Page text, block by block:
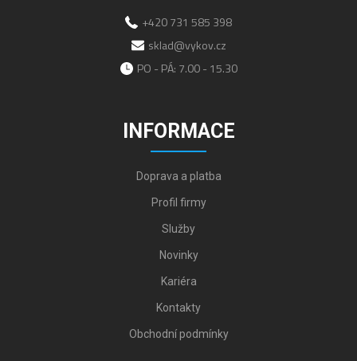
+420 731 585 398
sklad@vykov.cz
PO - PÁ: 7.00 - 15.30
INFORMACE
Doprava a platba
Profil firmy
Služby
Novinky
Kariéra
Kontakty
Obchodní podmínky